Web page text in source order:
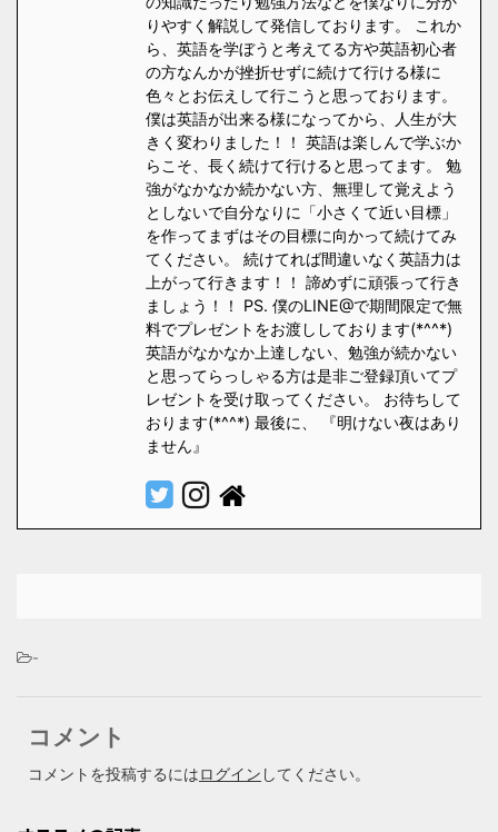
りやすく解説して発信しております。 これか
ら、英語を学ぼうと考えてる方や英語初心者
の方なんかが挫折せずに続けて行ける様に
色々とお伝えして行こうと思っております。
僕は英語が出来る様になってから、人生が大
きく変わりました！！ 英語は楽しんで学ぶか
らこそ、長く続けて行けると思ってます。 勉
強がなかなか続かない方、無理して覚えよう
としないで自分なりに「小さくて近い目標」
を作ってまずはその目標に向かって続けてみ
てください。 続けてれば間違いなく英語力は
上がって行きます！！ 諦めずに頑張って行き
ましょう！！ PS. 僕のLINE@で期間限定で無
料でプレゼントをお渡ししております(*^^*)
英語がなかなか上達しない、勉強が続かない
と思ってらっしゃる方は是非ご登録頂いてプ
レゼントを受け取ってください。 お待ちして
おります(*^^*) 最後に、 『明けない夜はあり
ません』
-
コメント
コメントを投稿するにはログイン してください。